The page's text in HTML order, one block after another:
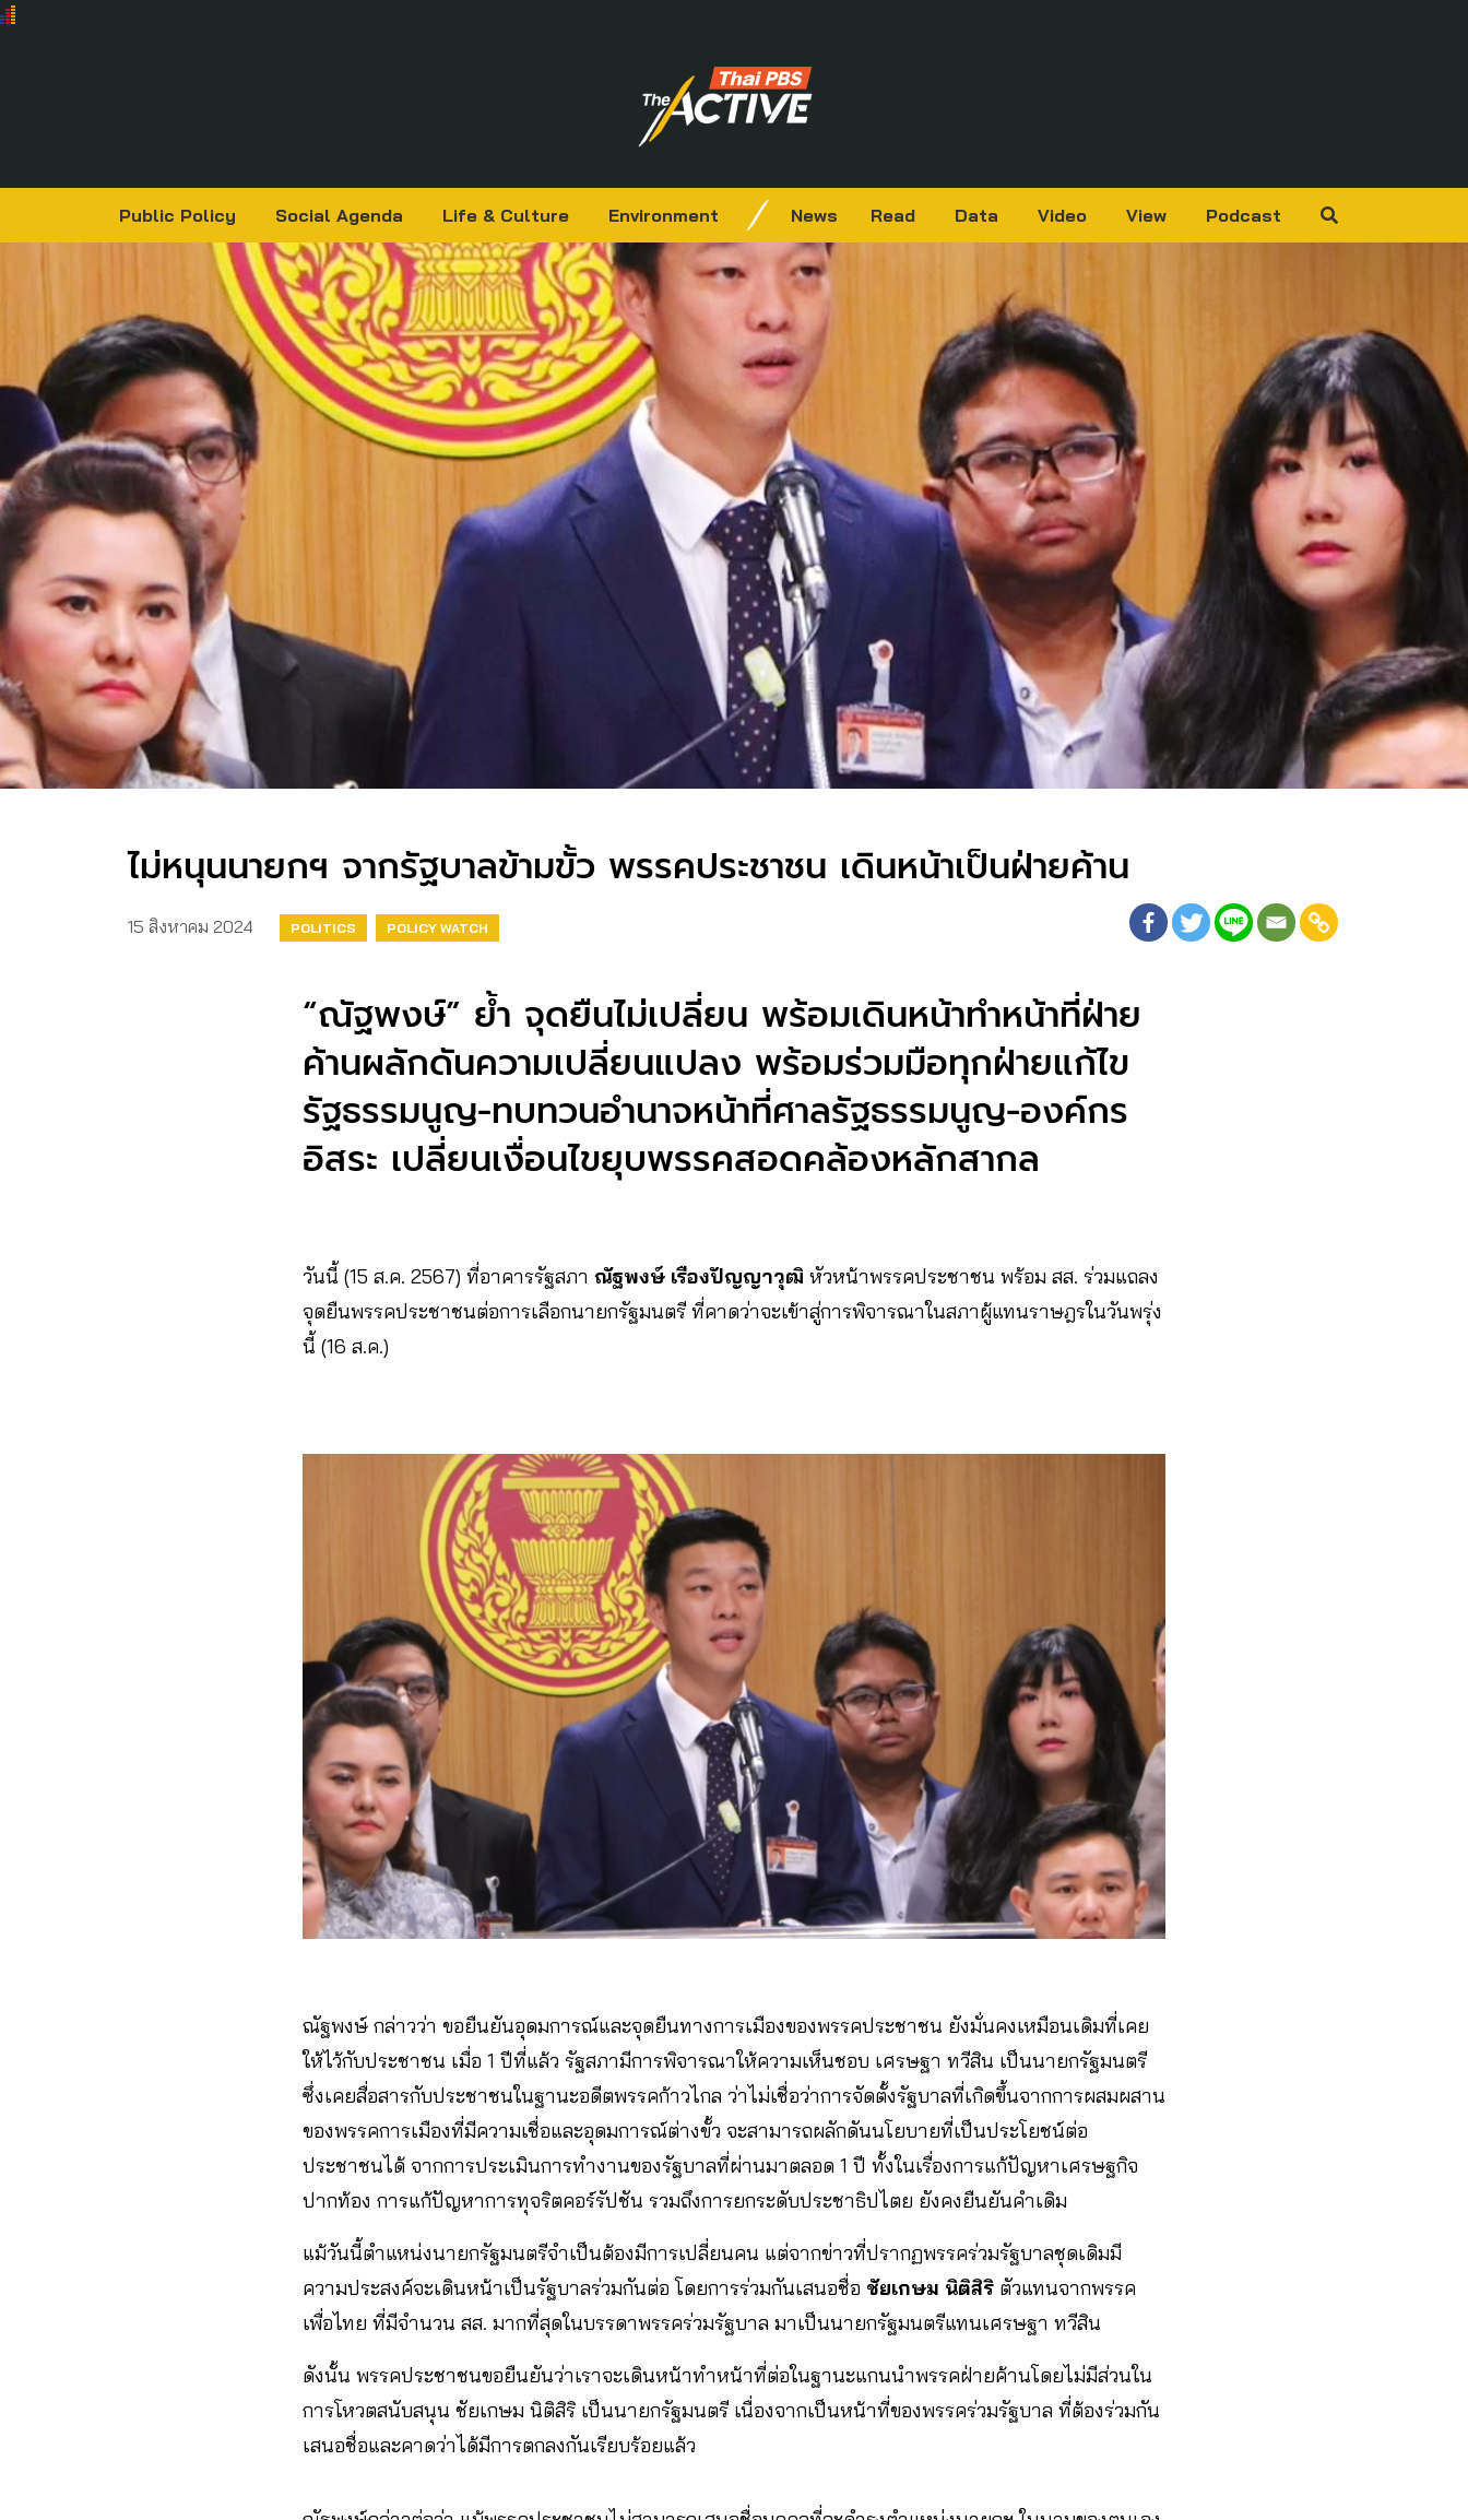
Public Policy Social Agenda Life & Culture Environment News Read Data Video View Podcast
ไม่หนุนนายกฯ จากรัฐบาลข้ามขั้ว พรรคประชาชน เดินหน้าเป็นฝ่ายค้าน
15 สิงหาคม 2024 POLITICS POLICY WATCH
“ณัฐพงษ์” ย้ำ จุดยืนไม่เปลี่ยน พร้อมเดินหน้าทำหน้าที่ฝ่าย
ค้านผลักดันความเปลี่ยนแปลง พร้อมร่วมมือทุกฝ่ายแก้ไข
รัฐธรรมนูญ-ทบทวนอำนาจหน้าที่ศาลรัฐธรรมนูญ-องค์กร
อิสระ เปลี่ยนเงื่อนไขยุบพรรคสอดคล้องหลักสากล
วันนี้ (15 ส.ค. 2567) ที่อาคารรัฐสภา ณัฐพงษ์ เรืองปัญญาวุฒิ หัวหน้าพรรคประชาชน พร้อม สส. ร่วมแถลง
จุดยืนพรรคประชาชนต่อการเลือกนายกรัฐมนตรี ที่คาดว่าจะเข้าสู่การพิจารณาในสภาผู้แทนราษฎรในวันพรุ่ง
นี้ (16 ส.ค.)
ณัฐพงษ์ กล่าวว่า ขอยืนยันอุดมการณ์และจุดยืนทางการเมืองของพรรคประชาชน ยังมั่นคงเหมือนเดิมที่เคย
ให้ไว้กับประชาชน เมื่อ 1 ปีที่แล้ว รัฐสภามีการพิจารณาให้ความเห็นชอบ เศรษฐา ทวีสิน เป็นนายกรัฐมนตรี
ซึ่งเคยสื่อสารกับประชาชนในฐานะอดีตพรรคก้าวไกล ว่าไม่เชื่อว่าการจัดตั้งรัฐบาลที่เกิดขึ้นจากการผสมผสาน
ของพรรคการเมืองที่มีความเชื่อและอุดมการณ์ต่างขั้ว จะสามารถผลักดันนโยบายที่เป็นประโยชน์ต่อ
ประชาชนได้ จากการประเมินการทำงานของรัฐบาลที่ผ่านมาตลอด 1 ปี ทั้งในเรื่องการแก้ปัญหาเศรษฐกิจ
ปากท้อง การแก้ปัญหาการทุจริตคอร์รัปชัน รวมถึงการยกระดับประชาธิปไตย ยังคงยืนยันคำเดิม
แม้วันนี้ตำแหน่งนายกรัฐมนตรีจำเป็นต้องมีการเปลี่ยนคน แต่จากข่าวที่ปรากฏพรรคร่วมรัฐบาลชุดเดิมมี
ความประสงค์จะเดินหน้าเป็นรัฐบาลร่วมกันต่อ โดยการร่วมกันเสนอชื่อ ชัยเกษม นิติสิริ ตัวแทนจากพรรค
เพื่อไทย ที่มีจำนวน สส. มากที่สุดในบรรดาพรรคร่วมรัฐบาล มาเป็นนายกรัฐมนตรีแทนเศรษฐา ทวีสิน
ดังนั้น พรรคประชาชนขอยืนยันว่าเราจะเดินหน้าทำหน้าที่ต่อในฐานะแกนนำพรรคฝ่ายค้านโดยไม่มีส่วนใน
การโหวตสนับสนุน ชัยเกษม นิติสิริ เป็นนายกรัฐมนตรี เนื่องจากเป็นหน้าที่ของพรรคร่วมรัฐบาล ที่ต้องร่วมกัน
เสนอชื่อและคาดว่าได้มีการตกลงกันเรียบร้อยแล้ว